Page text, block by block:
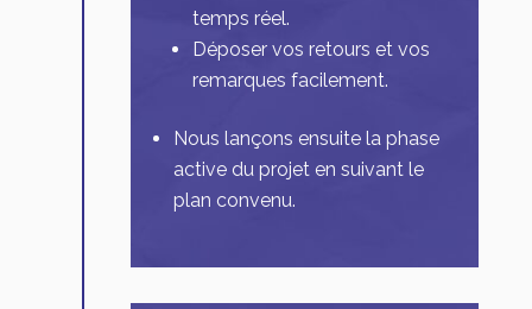
temps réel.
Déposer vos retours et vos
remarques facilement.
Nous lançons ensuite la phase
active du projet en suivant le
plan convenu.